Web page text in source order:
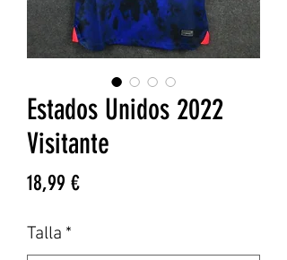
Estados Unidos 2022
Visitante
18,99 €Precio
Talla *